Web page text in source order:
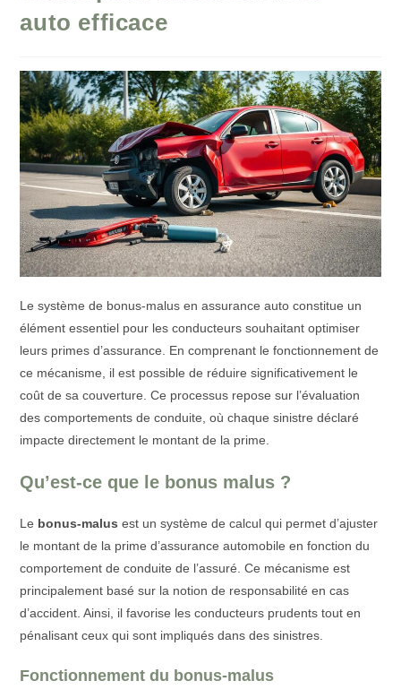
auto efficace
Le système de bonus-malus en assurance auto constitue un
élément essentiel pour les conducteurs souhaitant optimiser
leurs primes d’assurance. En comprenant le fonctionnement de
ce mécanisme, il est possible de réduire significativement le
coût de sa couverture. Ce processus repose sur l’évaluation
des comportements de conduite, où chaque sinistre déclaré
impacte directement le montant de la prime.
Qu’est-ce que le bonus malus ?
Le bonus-malus est un système de calcul qui permet d’ajuster
le montant de la prime d’assurance automobile en fonction du
comportement de conduite de l’assuré. Ce mécanisme est
principalement basé sur la notion de responsabilité en cas
d’accident. Ainsi, il favorise les conducteurs prudents tout en
pénalisant ceux qui sont impliqués dans des sinistres.
Fonctionnement du bonus-malus